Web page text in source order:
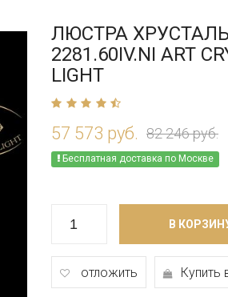
ЛЮСТРА
2281.60IV.NI ART
LIGHT
57 573 руб. 82 246 руб.
Бесплатная доставка по Москве
В
отложить Купить